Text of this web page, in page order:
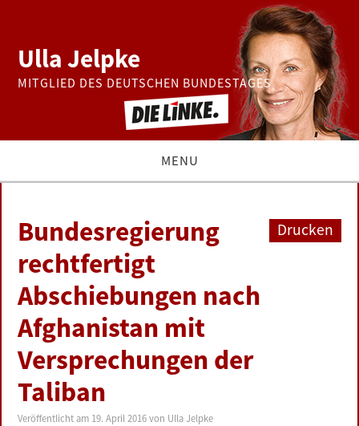
Ulla Jelpke
MITGLIED DES DEUTSCHEN BUNDESTAGES
MENU
BUNDESTAG
PRESSE
ZUR PERSON
LINKS
DATENSCHUTZERKLÄRUNG
Drucken
Bundesregierung
rechtfertigt
Abschiebungen nach
Afghanistan mit
Versprechungen der
Taliban
Veröffentlicht am 19. April 2016 von Ulla Jelpke